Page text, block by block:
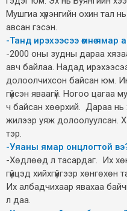
Мушгиа хүрэнгийн охин тал
авсан гэсэн.
-Танд ирэхээсээ өмнө
-2000 оны зудны дараа
авч байлаа. Надад
долоолчихсон байсан юм.
гүйсэн яваагүй. Ногоо цагаа
ч байсан хөөрхий. Дараа нь
жилээр уяж долоолуулсан.
тэр.
-Уяаны ямар онцлогтой
-Хөдлөөд л тасардаг. Их
гүйцэд хийхгүйгээр
Их албадчихаар явахаа
л даа.